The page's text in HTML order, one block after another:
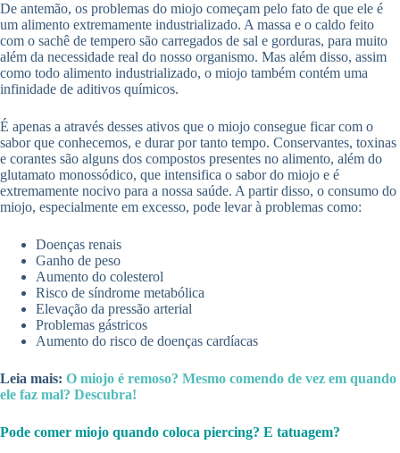
De antemão, os problemas do miojo começam pelo fato de que ele é
um alimento extremamente industrializado. A massa e o caldo feito
com o sachê de tempero são carregados de sal e gorduras, para muito
além da necessidade real do nosso organismo. Mas além disso, assim
como todo alimento industrializado, o miojo também contém uma
infinidade de aditivos químicos.
É apenas a através desses ativos que o miojo consegue ficar com o
sabor que conhecemos, e durar por tanto tempo. Conservantes, toxinas
e corantes são alguns dos compostos presentes no alimento, além do
glutamato monossódico, que intensifica o sabor do miojo e é
extremamente nocivo para a nossa saúde. A partir disso, o consumo do
miojo, especialmente em excesso, pode levar à problemas como:
Doenças renais
Ganho de peso
Aumento do colesterol
Risco de síndrome metabólica
Elevação da pressão arterial
Problemas gástricos
Aumento do risco de doenças cardíacas
Leia mais: O miojo é remoso? Mesmo comendo de vez em quando
ele faz mal? Descubra!
Pode comer miojo quando coloca piercing? E tatuagem?